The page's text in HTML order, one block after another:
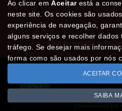
Partilhe com os seus
Leia as nossas opiniões
Todos os valores incluem
Copyright ©
Ao clicar emAceitarestá a
neste site. Os cookies são
experiência de navegação,
alguns serviços e recolher dados
tráfego. Se desejar mais
forma como são usados por nós
ACEITAR
SAIBA